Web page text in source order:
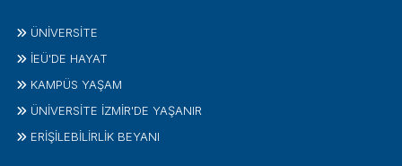
ÜNIVERSITE
İEÜ'DE HAYAT
KAMPÜS YAŞAM
ÜNİVERSİTE İZMİR'DE YAŞANIR
ERİŞİLEBİLİRLİK BEYANI